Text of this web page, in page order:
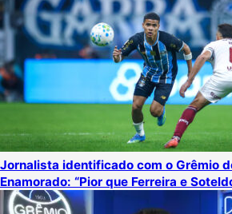
Jornalista identificado com o Grêmio
Enamorado: “Pior que Ferreira e